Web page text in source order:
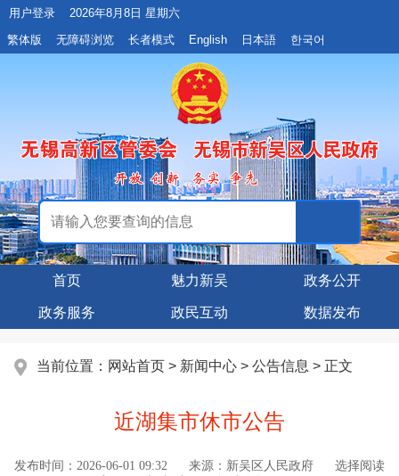
用户登录
2026年8月8日 星期六
繁体版
无障碍浏览 长者模式 English 日本語 한국어
首页 魅力新吴 政务公开
政务服务 政民互动 数据发布
当前位置： 网站首页 > 新闻中心 > 公告信息 > 正文
近湖集市休市公告
发布时间： 2026-06-01 09:32 来源： 新吴区人民政府
选择阅读